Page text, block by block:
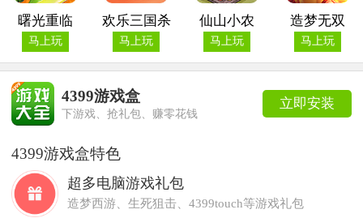
曙光重临
马上玩
欢乐三国杀
马上玩
仙山小农
马上玩
造梦无双
马上玩
立即安装
4399游戏盒
下游戏、抢礼包、赚零花钱
4399游戏盒特色
超多电脑游戏礼包
造梦西游、生死狙击、4399touch等游戏礼包